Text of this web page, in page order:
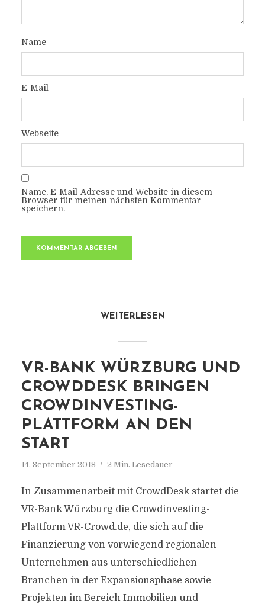
Name
E-Mail
Webseite
Name, E-Mail-Adresse und Website in diesem
Browser für meinen nächsten Kommentar
speichern.
WEITERLESEN
VR-BANK WÜRZBURG UND
CROWDDESK BRINGEN
CROWDINVESTING-
PLATTFORM AN DEN
START
14. September 2018 2 Min. Lesedauer
In Zusammenarbeit mit CrowdDesk startet die
VR-Bank Würzburg die Crowdinvesting-
Plattform VR-Crowd.de, die sich auf die
Finanzierung von vorwiegend regionalen
Unternehmen aus unterschiedlichen
Branchen in der Expansionsphase sowie
Projekten im Bereich Immobilien und